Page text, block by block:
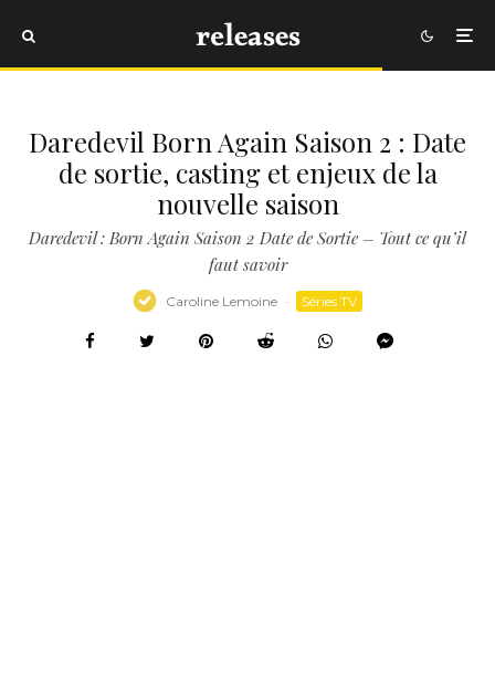
Daredevil Born Again Saison 2 : Date
de sortie, casting et enjeux de la
nouvelle saison
Daredevil : Born Again Saison 2 Date de Sortie – Tout ce qu’il
faut savoir
Caroline Lemoine · Séries TV